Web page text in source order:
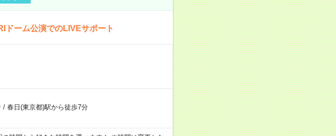
ドーム公演でのLIVEサポート
/ 春日(東京都)駅から徒歩7分